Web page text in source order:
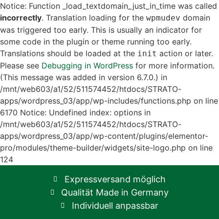
Notice: Function _load_textdomain_just_in_time was called
incorrectly. Translation loading for the wpmudev domain
was triggered too early. This is usually an indicator for
some code in the plugin or theme running too early.
Translations should be loaded at the init action or later.
Please see Debugging in WordPress for more information.
(This message was added in version 6.7.0.) in
/mnt/web603/a1/52/511574452/htdocs/STRATO-
apps/wordpress_03/app/wp-includes/functions.php on line
6170 Notice: Undefined index: options in
/mnt/web603/a1/52/511574452/htdocs/STRATO-
apps/wordpress_03/app/wp-content/plugins/elementor-
pro/modules/theme-builder/widgets/site-logo.php on line
124
Expressversand möglich
Qualität Made in Germany
Individuell anpassbar